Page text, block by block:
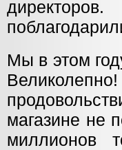
Мы в этом
магазине не
миллионов